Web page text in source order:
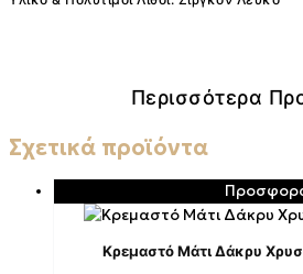
Περισσότερα
Σχετικά προϊόντα
Κρεμαστό Μάτι Δάκρυ